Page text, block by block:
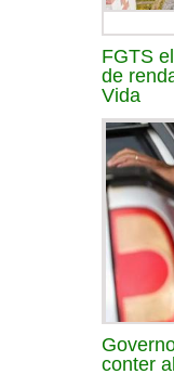
FGTS
de
Vida
conter